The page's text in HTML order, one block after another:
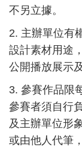
不另立據。
2. 主辦單位有
設計素材用途
公開播放展示
3. 參賽作品限
參賽者須自行
及主辦單位形
或由他人代筆